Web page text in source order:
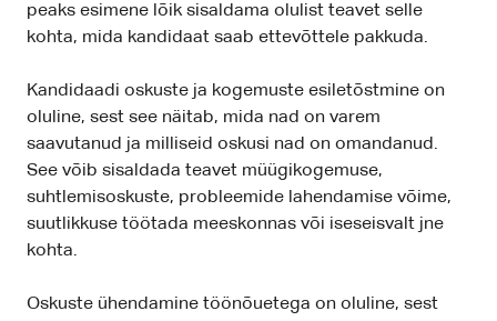
peaks esimene lõik sisaldama olulist teavet selle
kohta, mida kandidaat saab ettevõttele pakkuda.
Kandidaadi oskuste ja kogemuste esiletõstmine on
oluline, sest see näitab, mida nad on varem
saavutanud ja milliseid oskusi nad on omandanud.
See võib sisaldada teavet müügikogemuse,
suhtlemisoskuste, probleemide lahendamise võime,
suutlikkuse töötada meeskonnas või iseseisvalt jne
kohta.
Oskuste ühendamine töönõuetega on oluline, sest